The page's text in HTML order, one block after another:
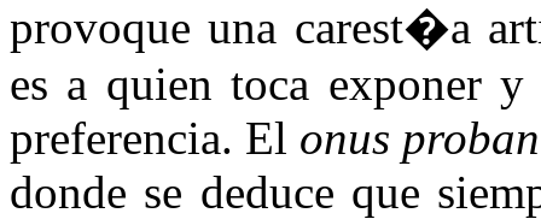
provoque una carest�a
es a quien toca exponer
preferencia. El onus
donde se deduce que